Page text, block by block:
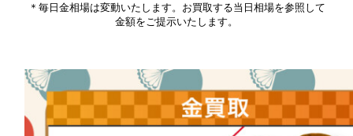
＊毎日金相場は変動いたします。お買取する当日相場を参照して
金額をご提示いたします。